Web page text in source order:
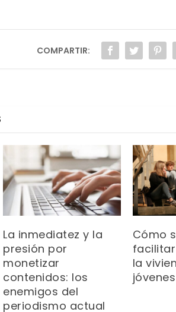
COMPARTIR:
La inmediatez y la
presión por
monetizar
contenidos: los
enemigos del
periodismo actual
Cómo
la
jóvenes